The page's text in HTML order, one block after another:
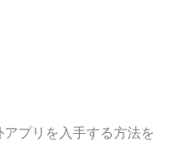
プリを入手する方法を